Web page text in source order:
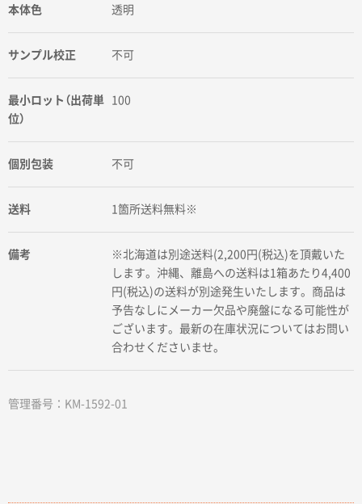
本体色 透明
サンプル校正 不可
最小ロット（出荷単
位）
100
個別包装 不可
送料 1箇所送料無料※
備考
※北海道は別途送料(2,200円(税込)を頂戴いた
します。沖縄、離島への送料は1箱あたり4,400
円(税込)の送料が別途発生いたします。商品は
予告なしにメーカー欠品や廃盤になる可能性が
ございます。最新の在庫状況についてはお問い
合わせくださいませ。
管理番号：KM-1592-01